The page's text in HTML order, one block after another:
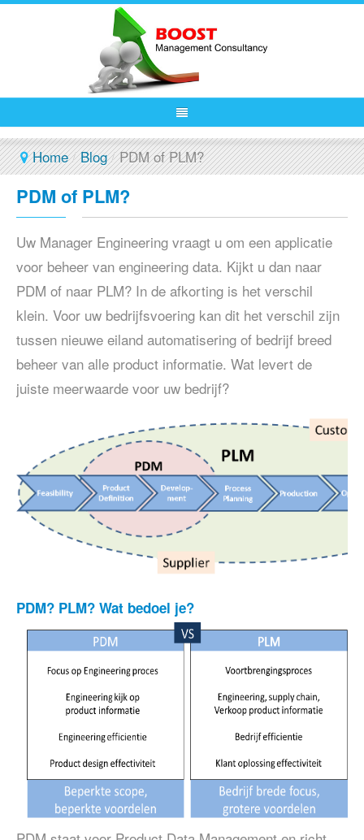
Home / Blog / PDM of PLM?
PDM of PLM?
Uw Manager Engineering vraagt u om een applicatie
voor beheer van engineering data. Kijkt u dan naar
PDM of naar PLM? In de afkorting is het verschil
klein. Voor uw bedrijfsvoering kan dit het verschil zijn
tussen nieuwe eiland automatisering of bedrijf breed
beheer van alle product informatie. Wat levert de
juiste meerwaarde voor uw bedrijf?
PDM? PLM? Wat bedoel je?